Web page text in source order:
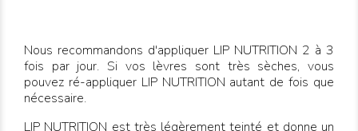
Nous recommandons d'appliquer LIP NUTRITION 2 à 3
fois par jour. Si vos lèvres sont très sèches, vous
pouvez ré-appliquer LIP NUTRITION autant de fois que
nécessaire.
LIP NUTRITION est très légèrement teinté et donne un